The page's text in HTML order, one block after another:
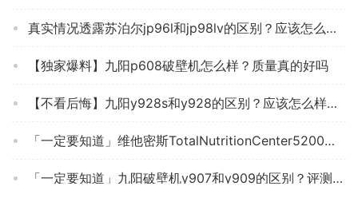
真实情况透露苏泊尔jp96l和jp98lv的区别？应该怎么样选择
【独家爆料】九阳p608破壁机怎么样？质量真的好吗
【不看后悔】九阳y928s和y928的区别？应该怎么样选择
「一定要知道」维他密斯TotalNutritionCenter5200破壁机怎么样评测质量值得买吗？
「一定要知道」九阳破壁机y907和y909的区别？评测质量好不好